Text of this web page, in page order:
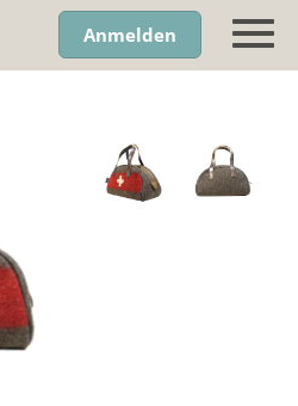
Anmelden